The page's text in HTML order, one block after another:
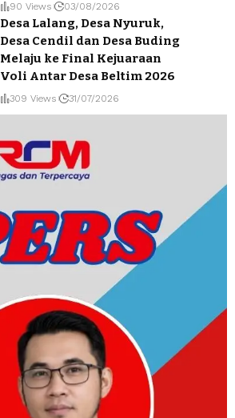
90 Views 03/08/2026
Desa Lalang, Desa Nyuruk,
Desa Cendil dan Desa Buding
Melaju ke Final Kejuaraan
Voli Antar Desa Beltim 2026
309 Views 31/07/2026